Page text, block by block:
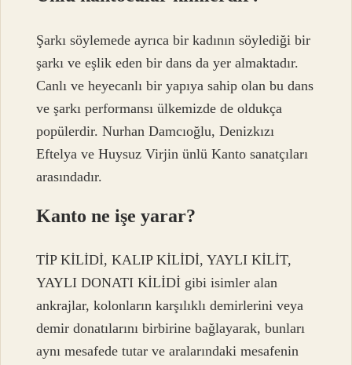
Şarkı söylemede ayrıca bir kadının söylediği bir
şarkı ve eşlik eden bir dans da yer almaktadır.
Canlı ve heyecanlı bir yapıya sahip olan bu dans
ve şarkı performansı ülkemizde de oldukça
popülerdir. Nurhan Damcıoğlu, Denizkızı
Eftelya ve Huysuz Virjin ünlü Kanto sanatçıları
arasındadır.
Kanto ne işe yarar?
TİP KİLİDİ, KALIP KİLİDİ, YAYLI KİLİT,
YAYLI DONATI KİLİDİ ​​gibi isimler alan
ankrajlar, kolonların karşılıklı demirlerini veya
demir donatılarını birbirine bağlayarak, bunları
aynı mesafede tutar ve aralarındaki mesafenin